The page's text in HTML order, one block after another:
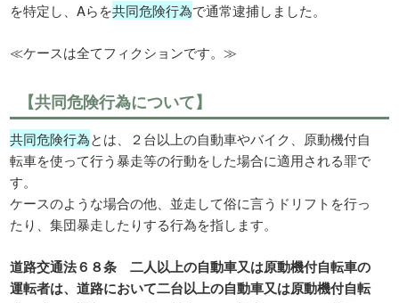
を特定し、Aらを共同危険行為で通常逮捕しました。
≪ケースは全てフィクションです。≫
【共同危険行為について】
共同危険行為とは、２台以上の自動車やバイク、原動機付自
転車を使って行う暴走等の行動をした場合に適用される罪で
す。
ケースのような場合の他、並走して俗に言うドリフトを行っ
たり、集団暴走したりする行為を指します。
道路交通法６８条 二人以上の自動車又は原動機付自転車の
運転者は、道路において二台以上の自動車又は原動機付自転